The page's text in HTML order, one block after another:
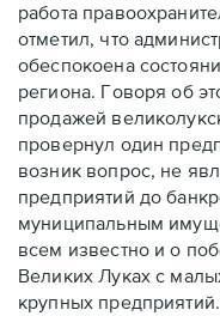
работа
отметил, что
обеспокоена
региона. Говоря об
продажей
провернул один
возник вопрос, не
предприятий до
муниципальным
всем известно и о
Великих Луках с
крупных